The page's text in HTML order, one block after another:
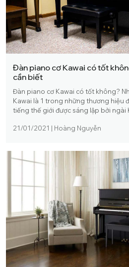
Đàn piano cơ Kawai có tốt
cần biết
Đàn piano cơ Kawai có tốt không?
Kawai là 1 trong những thương hiệu
tiếng thế giới được sáng lập bởi ngài
21/01/2021 | Hoàng Nguyễn